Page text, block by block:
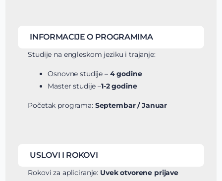
INFORMACIJE O PROGRAMIMA
Studije na engleskom jeziku i trajanje:
Osnovne studije –4 godine
Master studije –1-2 godine
Početak programa: Septembar / Januar
USLOVI I ROKOVI
Rokovi za apliciranje: Uvek otvorene prijave